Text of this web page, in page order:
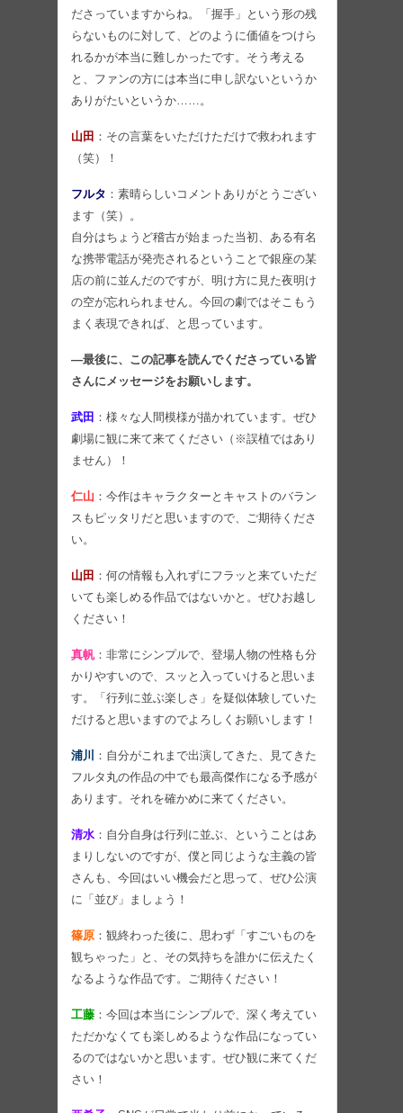
ださっていますからね。「握手」という形の残
らないものに対して、どのように価値をつけら
れるかが本当に難しかったです。そう考える
と、ファンの方には本当に申し訳ないというか
ありがたいというか……。
山田 ：その言葉をいただけただけで救われます
（笑）！
フルタ ：素晴らしいコメントありがとうござい
ます（笑）。
自分はちょうど稽古が始まった当初、ある有名
な携帯電話が発売されるということで銀座の某
店の前に並んだのですが、明け方に見た夜明け
の空が忘れられません。今回の劇ではそこもう
まく表現できれば、と思っています。
―最後に、この記事を読んでくださっている皆
さんにメッセージをお願いします。
武田 ：様々な人間模様が描かれています。ぜひ
劇場に観に来て来てください（※誤植ではあり
ません）！
仁山 ：今作はキャラクターとキャストのバラン
スもピッタリだと思いますので、ご期待くださ
い。
山田 ：何の情報も入れずにフラッと来ていただ
いても楽しめる作品ではないかと。ぜひお越し
ください！
真帆：非常にシンプルで、登場人物の性格も分
かりやすいので、スッと入っていけると思いま
す。「行列に並ぶ楽しさ」を疑似体験していた
だけると思いますのでよろしくお願いします！
浦川
：自分がこれまで出演してきた、見てきた
フルタ丸の作品の中でも最高傑作になる予感が
あります。それを確かめに来てください。
清水 ：自分自身は行列に並ぶ、ということはあ
まりしないのですが、僕と同じような主義の皆
さんも、今回はいい機会だと思って、ぜひ公演
に「並び」ましょう！
篠原 ：観終わった後に、思わず「すごいものを
観ちゃった」と、その気持ちを誰かに伝えたく
なるような作品です。ご期待ください！
工藤 ：今回は本当にシンプルで、深く考えてい
ただかなくても楽しめるような作品になってい
るのではないかと思います。ぜひ観に来てくだ
さい！